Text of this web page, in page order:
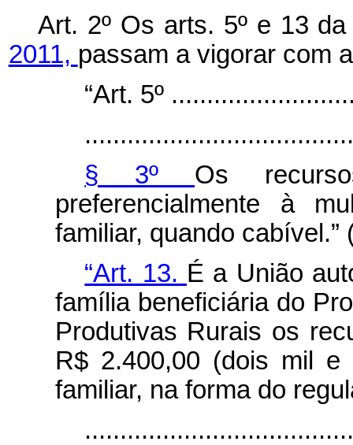
Art. 2º Os arts. 5º e 13
2011, passam a vigorar com
“Art. 5º
§ 3º Os
preferencialmente à
familiar, quando cabível.”
“Art. 13. É a União
família beneficiária do
Produtivas Rurais os
R$ 2.400,00 (dois mil e
familiar, na forma do